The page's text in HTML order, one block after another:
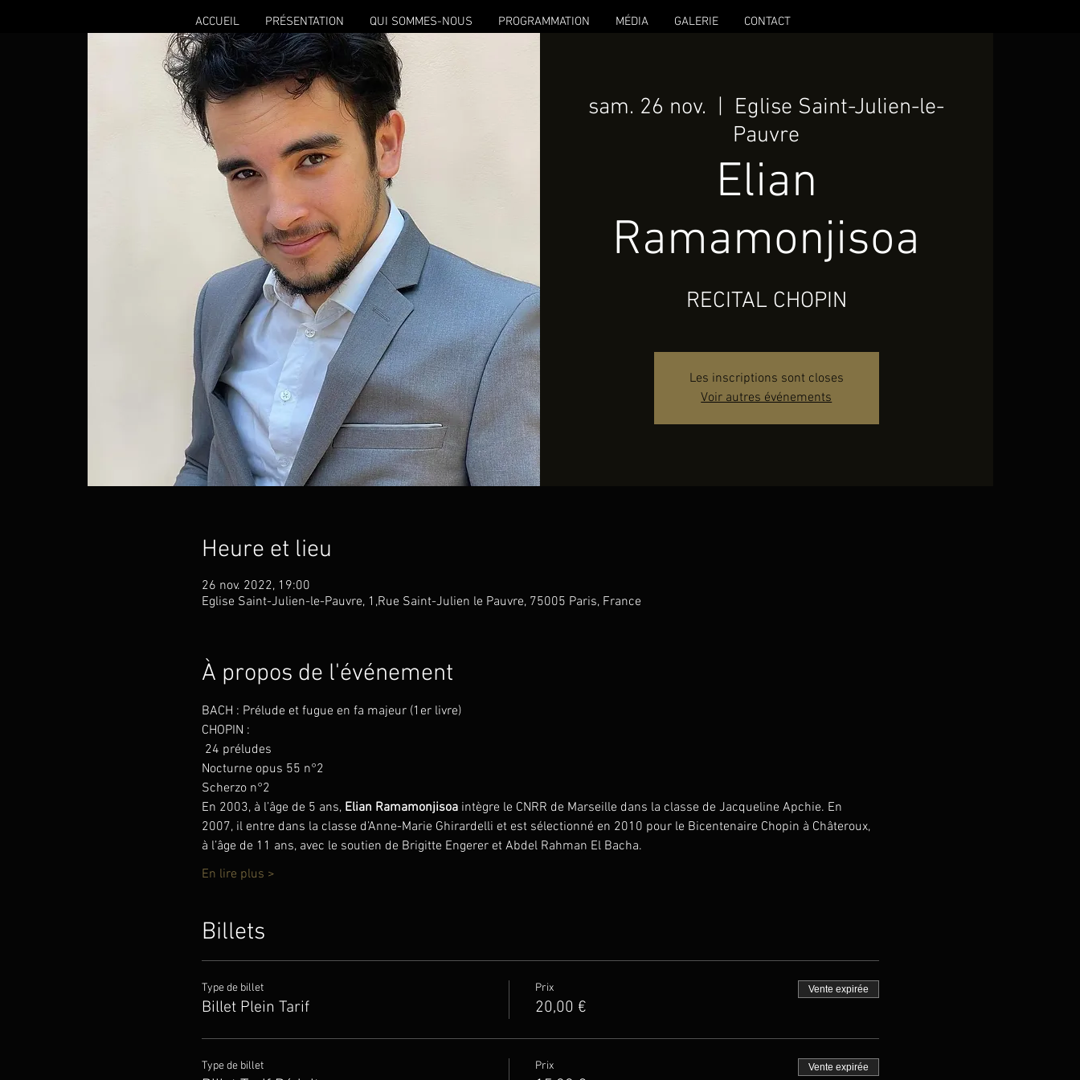
ACCUEIL PRÉSENTATION QUI SOMMES-NOUS PROGRAMMATION MÉDIA GALERIE CONTACT
sam. 26 nov.
  |
Eglise Saint-Julien-le-
Pauvre
Elian
Ramamonjisoa
RECITAL CHOPIN
Les inscriptions sont closes
Voir autres événements
Heure et lieu
26 nov. 2022, 19:00
Eglise Saint-Julien-le-Pauvre, 1,Rue Saint-Julien le Pauvre, 75005 Paris, France
À propos de l'événement
BACH : Prélude et fugue en fa majeur (1er livre)
CHOPIN :
24 préludes
Nocturne opus 55 n°2
Scherzo n°2
En 2003, à l’âge de 5 ans, Elian Ramamonjisoa intègre le CNRR de Marseille dans la classe de Jacqueline Apchie. En
2007, il entre dans la classe d’Anne-Marie Ghirardelli et est sélectionné en 2010 pour le Bicentenaire Chopin à Châteroux,
à l’âge de 11 ans, avec le soutien de Brigitte Engerer et Abdel Rahman El Bacha.
En lire plus >
Billets
Type de billet
Billet Plein Tarif
Prix
20,00 €
Vente expirée
Type de billet Prix Vente expirée